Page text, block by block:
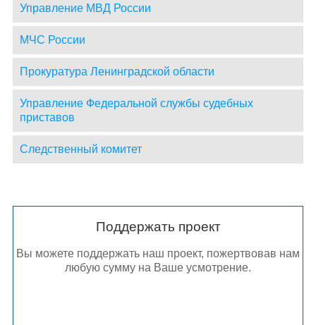
Управление МВД России
МЧС России
Прокуратура Ленинградской области
Управление Федеральной службы судебных
приставов
Следственный комитет
Поддержать проект
Вы можете поддержать наш проект, пожертвовав нам
любую сумму на Ваше усмотрение.